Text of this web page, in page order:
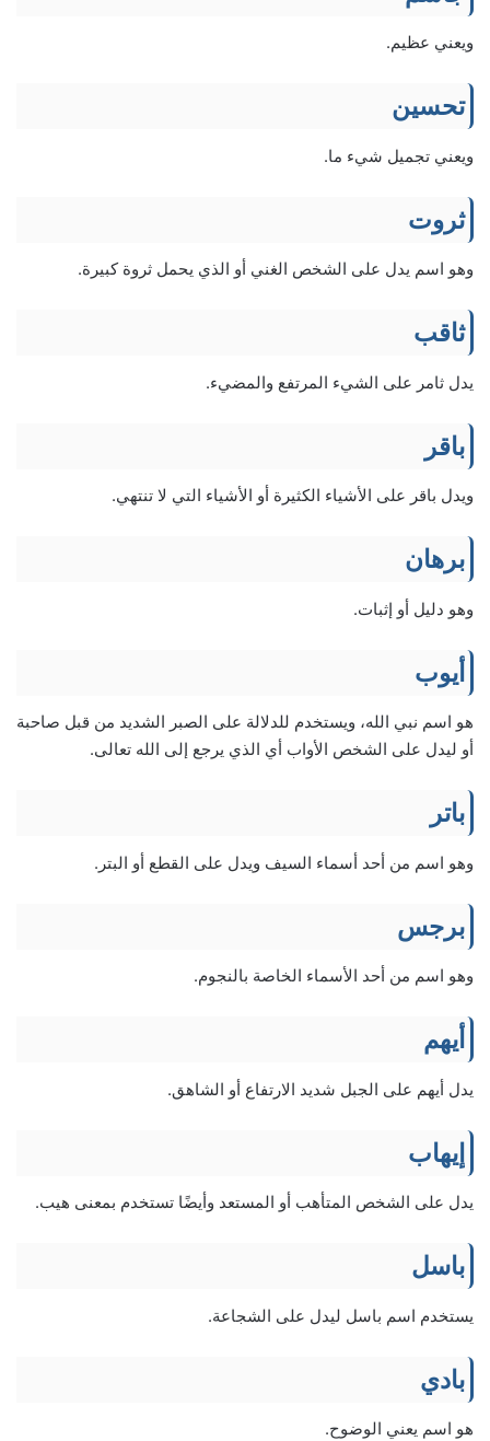
ويعني عظيم.
تحسين
ويعني تجميل شيء ما.
ثروت
وهو اسم يدل على الشخص الغني أو الذي يحمل ثروة كبيرة.
ثاقب
يدل ثامر على الشيء المرتفع والمضيء.
باقر
ويدل باقر على الأشياء الكثيرة أو الأشياء التي لا تنتهي.
برهان
وهو دليل أو إثبات.
أيوب
هو اسم نبي الله، ويستخدم للدلالة على الصبر الشديد من قبل صاحبة
أو ليدل على الشخص الأواب أي الذي يرجع إلى الله تعالى.
باتر
وهو اسم من أحد أسماء السيف ويدل على القطع أو البتر.
برجس
وهو اسم من أحد الأسماء الخاصة بالنجوم.
أيهم
يدل أيهم على الجبل شديد الارتفاع أو الشاهق.
إيهاب
يدل على الشخص المتأهب أو المستعد وأيضًا تستخدم بمعنى هيب.
باسل
يستخدم اسم باسل ليدل على الشجاعة.
بادي
هو اسم يعني الوضوح.